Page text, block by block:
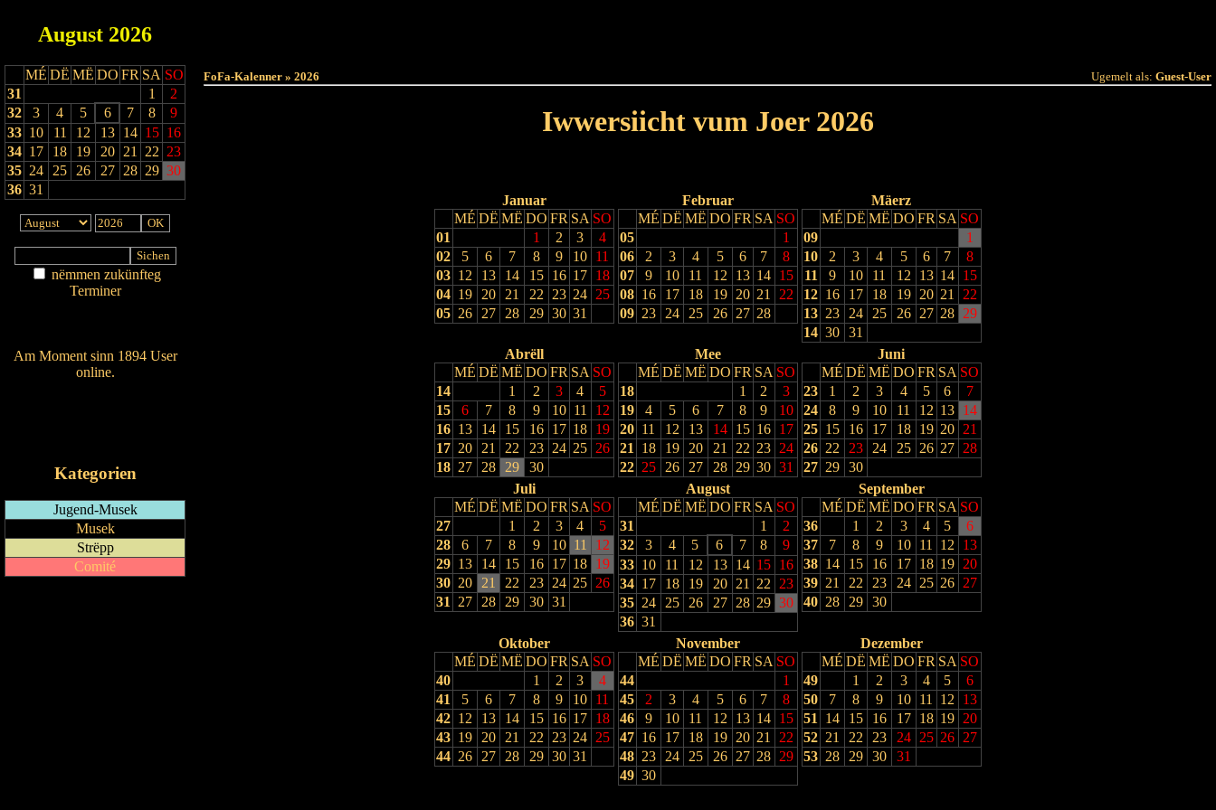
August 2026
MÉ DË MË DO FR SA SO
31
1
2
32
3 4 5 6 7 8
9
33 10 11 12 13 14 15 16
34 17 18 19 20 21 22 23
35 24 25 26 27 28 29 30
36 31
nëmmen zukünfteg
Terminer
Am Moment sinn 1894 User
online.
Kategorien
Jugend-Musek
Musek
Strëpp
Comité
FoFa-Kalenner » 2026 Ugemelt als: Guest-User
Iwwersiicht vum Joer 2026
Januar
MÉ DË MË DO FR SA SO
01
1 2 3
4
02
5 6 7 8 9 10 11
03 12 13 14 15 16 17 18
04 19 20 21 22 23 24 25
05 26 27 28 29 30 31
Februar
MÉ DË MË DO FR SA SO
05
1
06
2 3 4 5 6 7
8
07
9 10 11 12 13 14 15
08 16 17 18 19 20 21
22
09 23 24 25 26 27 28
Mäerz
MÉ DË MË DO FR SA SO
09
1
10
2 3 4 5 6 7
8
11
9 10 11 12 13 14 15
12 16 17 18 19 20 21
22
13 23 24 25 26 27 28 29
14 30
31
Abrëll
MÉ DË MË DO FR SA SO
14
1 2 3 4
5
15
6 7 8 9 10 11
12
16 13 14 15 16 17 18 19
17 20 21 22 23 24 25 26
18 27 28 29 30
Mee
MÉ DË MË DO FR SA SO
18
1 2
3
19
4 5 6 7 8 9
10
20 11 12 13 14 15 16 17
21
18 19 20 21 22 23 24
22 25 26 27 28 29 30 31
Juni
MÉ DË MË DO FR SA SO
23
1 2 3 4 5 6
7
24
8 9 10 11 12 13 14
25 15 16 17 18 19 20 21
26 22 23 24 25 26 27 28
27 29
30
Juli
MÉ DË MË DO FR SA SO
27
1 2 3 4
5
28
6 7 8 9 10 11
12
29 13 14 15 16 17 18 19
30 20 21 22 23 24 25 26
31
27 28 29 30 31
August
MÉ DË MË DO FR SA SO
31
1
2
32
3 4 5 6 7 8
9
33 10 11 12 13 14 15 16
34 17 18 19 20 21 22
23
35 24 25 26 27 28 29 30
36 31
September
MÉ DË MË DO FR SA SO
36
1 2 3 4 5
6
37
7 8 9 10 11 12
13
38 14 15 16 17 18 19 20
39 21 22 23 24 25 26 27
40 28 29 30
Oktober
MÉ DË MË DO FR SA SO
40
1 2 3
4
41
5 6 7 8 9 10 11
42 12 13 14 15 16 17 18
43 19 20 21 22 23 24 25
44 26 27 28 29 30 31
November
MÉ DË MË DO FR SA SO
44
1
45
2 3 4 5 6 7
8
46
9 10 11 12 13 14 15
47 16 17 18 19 20 21
22
48 23 24 25 26 27 28 29
49 30
Dezember
MÉ DË MË DO FR SA SO
49
1 2 3 4 5
6
50
7 8 9 10 11 12
13
51
14 15 16 17 18 19 20
52 21 22 23 24 25 26 27
53 28 29 30 31